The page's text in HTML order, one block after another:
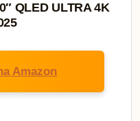
QLED ULTRA 4K
Amazon